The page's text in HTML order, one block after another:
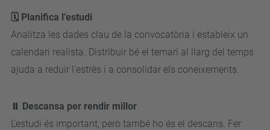
🗓️ Planifica l’estudi
Analitza les dades clau de la convocatòria i estableix un
calendari realista. Distribuir bé el temari al llarg del temps
ajuda a reduir l’estrès i a consolidar els coneixements.
⏸️ Descansa per rendir millor
L’estudi és important, però també ho és el descans. Fer